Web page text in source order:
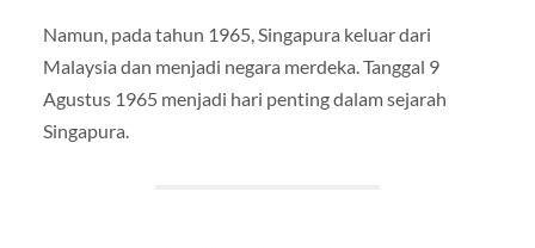
Namun, pada tahun 1965, Singapura keluar dari
Malaysia dan menjadi negara merdeka. Tanggal 9
Agustus 1965 menjadi hari penting dalam sejarah
Singapura.